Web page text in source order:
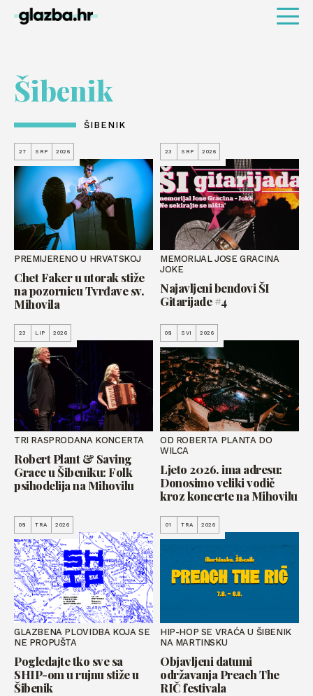
Šibenik
ŠIBENIK
27 SRP 2026
PREMIJERENO U HRVATSKOJ
Chet Faker u utorak stiže
na pozornicu Tvrđave sv.
Mihovila
23 SRP 2026
MEMORIJAL JOSE GRACINA
JOKE
Najavljeni bendovi ŠI
Gitarijade #4
23 LIP 2026
TRI RASPRODANA KONCERTA
Robert Plant & Saving
Grace u Šibeniku: Folk
psihodelija na Mihovilu
08 SVI 2026
OD ROBERTA PLANTA DO
WILCA
Ljeto 2026. ima adresu:
Donosimo veliki vodič
kroz koncerte na Mihovilu
08 TRA 2026
GLAZBENA PLOVIDBA KOJA SE
NE PROPUŠTA
Pogledajte tko sve sa
SHIP-om u rujnu stiže u
Šibenik
01 TRA 2026
HIP-HOP SE VRAĆA U ŠIBENIK
NA MARTINSKU
Objavljeni datumi
održavanja Preach The
RIČ festivala